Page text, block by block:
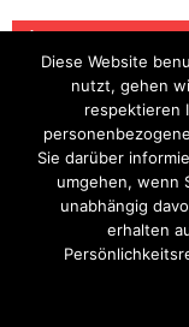
B-1
Startseite
Theme by
Diese Website
nutzt, gehen
respektieren
Sie darüber
umgehen, wenn
unabhängig
erhalten